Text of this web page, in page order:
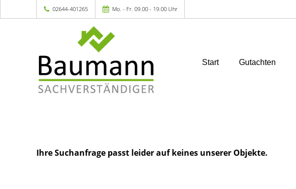
02644-401265 Mo. - Fr. 09.00 - 19.00 Uhr
Start Gutachten
Ihre Suchanfrage passt leider auf keines unserer Objekte.